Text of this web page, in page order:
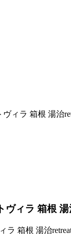
ィラ 箱根 湯治
ィラ 箱根 湯